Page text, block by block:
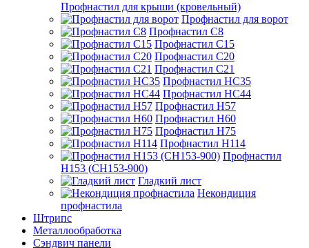
Профнастил для крыши (кровельный)
Профнастил для ворот
Профнастил С8
Профнастил С15
Профнастил С20
Профнастил С21
Профнастил НС35
Профнастил НС44
Профнастил Н57
Профнастил Н60
Профнастил Н75
Профнастил Н114
Профнастил
Н153 (СН153-900)
Гладкий лист
Некондиция
профнастила
Штрипс
Металлообработка
Сэндвич панели